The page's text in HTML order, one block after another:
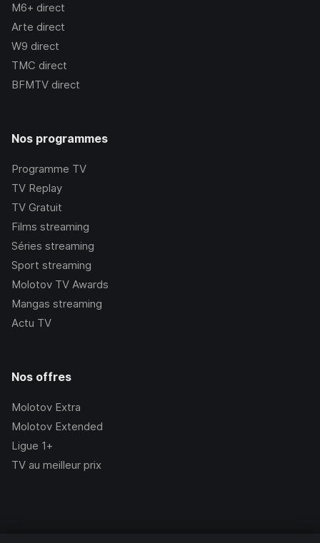
M6+ direct
Arte direct
W9 direct
TMC direct
BFMTV direct
Nos programmes
Programme TV
TV Replay
TV Gratuit
Films streaming
Séries streaming
Sport streaming
Molotov TV Awards
Mangas streaming
Actu TV
Nos offres
Molotov Extra
Molotov Extended
Ligue 1+
TV au meilleur prix